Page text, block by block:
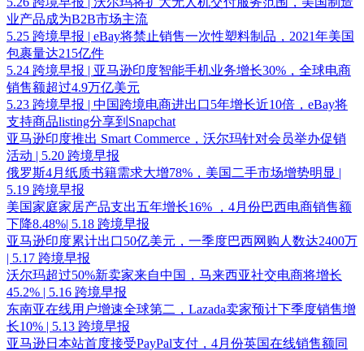
业产品成为B2B市场主流
5.25 跨境早报 | eBay将禁止销售一次性塑料制品，2021年美国
包裹量达215亿件
5.24 跨境早报 | 亚马逊印度智能手机业务增长30%，全球电商
销售额超过4.9万亿美元
5.23 跨境早报 | 中国跨境电商进出口5年增长近10倍，eBay将
支持商品listing分享到Snapchat
亚马逊印度推出 Smart Commerce，沃尔玛针对会员举办促销
活动 | 5.20 跨境早报
俄罗斯4月纸质书籍需求大增78%，美国二手市场增势明显 |
5.19 跨境早报
美国家庭家居产品支出五年增长16% ，4月份巴西电商销售额
下降8.48%| 5.18 跨境早报
亚马逊印度累计出口50亿美元，一季度巴西网购人数达2400万
| 5.17 跨境早报
沃尔玛超过50%新卖家来自中国，马来西亚社交电商将增长
45.2% | 5.16 跨境早报
东南亚在线用户增速全球第二，Lazada卖家预计下季度销售增
长10% | 5.13 跨境早报
亚马逊日本站首度接受PayPal支付，4月份英国在线销售额同